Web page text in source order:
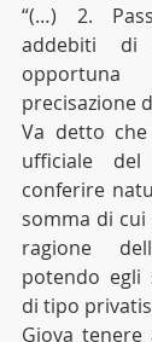
“(…) 2.
addebiti di
precisazione
Va detto
ufficiale
conferire
somma di
ragione
potendo egli
di tipo
Giova